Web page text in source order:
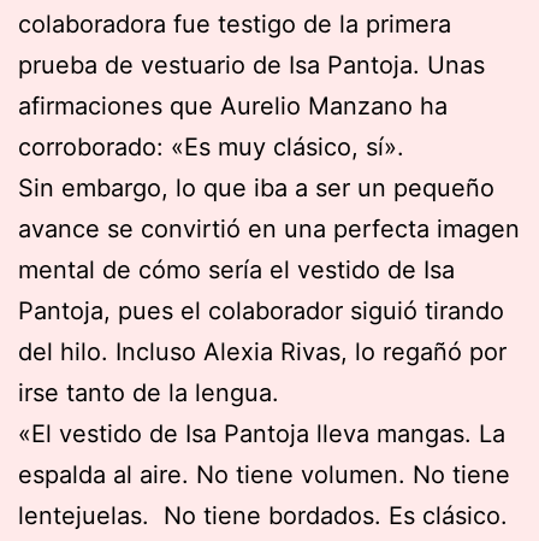
colaboradora fue testigo de la primera
prueba de vestuario de Isa Pantoja. Unas
afirmaciones que Aurelio Manzano ha
corroborado: «Es muy clásico, sí».
Sin embargo, lo que iba a ser un pequeño
avance se convirtió en una perfecta imagen
mental de cómo sería el vestido de Isa
Pantoja, pues el colaborador siguió tirando
del hilo. Incluso Alexia Rivas, lo regañó por
irse tanto de la lengua.
«El vestido de Isa Pantoja lleva mangas. La
espalda al aire. No tiene volumen. No tiene
lentejuelas. No tiene bordados. Es clásico.